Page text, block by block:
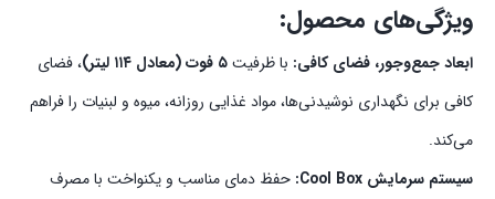
ویژگی‌های محصول:
ابعاد جمع‌وجور، فضای کافی: با ظرفیت۵ فوت (معادل ۱۱۴ لیتر)
، فضای
کافی برای نگهداری نوشیدنی‌ها، مواد غذایی روزانه، میوه و لبنیات را فراهم
می‌کند.
سیستم سرمایش Cool Box:
حفظ دمای مناسب و یکنواخت با مصرف